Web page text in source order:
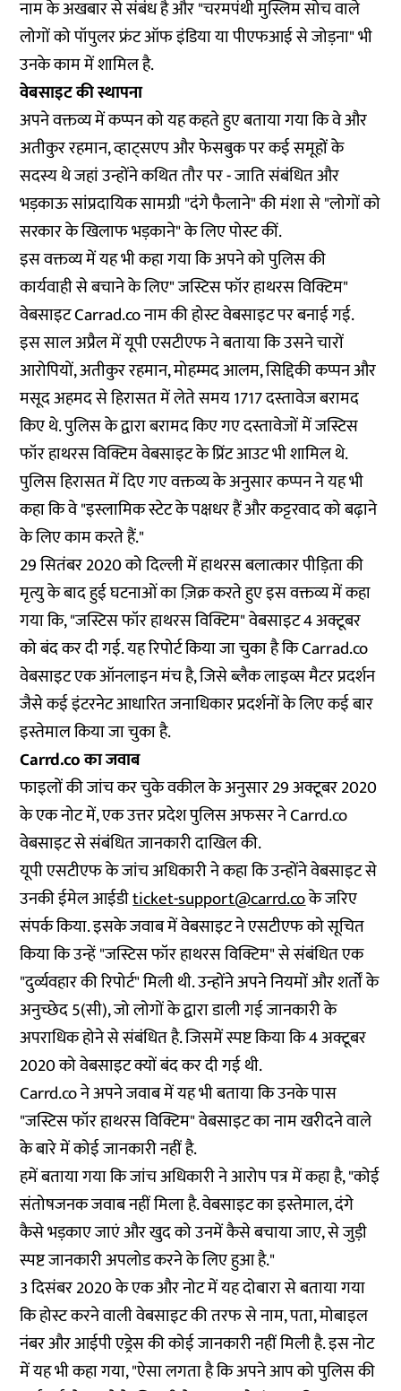
नाम के अखबार से संबंध है और "चरमपंथी मुस्लिम सोच वाले
लोगों को पॉपुलर फ्रंट ऑफ इंडिया या पीएफआई से जोड़ना" भी
उनके काम में शामिल है.
वेबसाइट की स्थापना
अपने वक्तव्य में कप्पन को यह कहते हुए बताया गया कि वे और
अतीकुर रहमान, व्हाट्सएप और फेसबुक पर कई समूहों के
सदस्य थे जहां उन्होंने कथित तौर पर - जाति संबंधित और
भड़काऊ सांप्रदायिक सामग्री "दंगे फैलाने" की मंशा से "लोगों को
सरकार के खिलाफ भड़काने" के लिए पोस्ट कीं.
इस वक्तव्य में यह भी कहा गया कि अपने को पुलिस की
कार्यवाही से बचाने के लिए" जस्टिस फॉर हाथरस विक्टिम"
वेबसाइट Carrad.co नाम की होस्ट वेबसाइट पर बनाई गई.
इस साल अप्रैल में यूपी एसटीएफ ने बताया कि उसने चारों
आरोपियों, अतीकुर रहमान, मोहम्मद आलम, सिद्दिकी कप्पन और
मसूद अहमद से हिरासत में लेते समय 1717 दस्तावेज बरामद
किए थे. पुलिस के द्वारा बरामद किए गए दस्तावेजों में जस्टिस
फॉर हाथरस विक्टिम वेबसाइट के प्रिंट आउट भी शामिल थे.
पुलिस हिरासत में दिए गए वक्तव्य के अनुसार कप्पन ने यह भी
कहा कि वे "इस्लामिक स्टेट के पक्षधर हैं और कट्टरवाद को बढ़ाने
के लिए काम करते हैं."
29 सितंबर 2020 को दिल्ली में हाथरस बलात्कार पीड़िता की
मृत्यु के बाद हुई घटनाओं का ज़िक्र करते हुए इस वक्तव्य में कहा
गया कि, "जस्टिस फॉर हाथरस विक्टिम" वेबसाइट 4 अक्टूबर
को बंद कर दी गई. यह रिपोर्ट किया जा चुका है कि Carrad.co
वेबसाइट एक ऑनलाइन मंच है, जिसे ब्लैक लाइव्स मैटर प्रदर्शन
जैसे कई इंटरनेट आधारित जनाधिकार प्रदर्शनों के लिए कई बार
इस्तेमाल किया जा चुका है.
Carrd.co का जवाब
फाइलों की जांच कर चुके वकील के अनुसार 29 अक्टूबर 2020
के एक नोट में, एक उत्तर प्रदेश पुलिस अफसर ने Carrd.co
वेबसाइट से संबंधित जानकारी दाखिल की.
यूपी एसटीएफ के जांच अधिकारी ने कहा कि उन्होंने वेबसाइट से
उनकी ईमेल आईडीticket-support@carrd.coके जरिए
संपर्क किया. इसके जवाब में वेबसाइट ने एसटीएफ को सूचित
किया कि उन्हें "जस्टिस फॉर हाथरस विक्टिम" से संबंधित एक
"दुर्व्यवहार की रिपोर्ट" मिली थी. उन्होंने अपने नियमों और शर्तों के
अनुच्छेद 5(सी), जो लोगों के द्वारा डाली गई जानकारी के
अपराधिक होने से संबंधित है. जिसमें स्पष्ट किया कि 4 अक्टूबर
2020 को वेबसाइट क्यों बंद कर दी गई थी.
Carrd.co ने अपने जवाब में यह भी बताया कि उनके पास
"जस्टिस फॉर हाथरस विक्टिम" वेबसाइट का नाम खरीदने वाले
के बारे में कोई जानकारी नहीं है.
हमें बताया गया कि जांच अधिकारी ने आरोप पत्र में कहा है, "कोई
संतोषजनक जवाब नहीं मिला है. वेबसाइट का इस्तेमाल, दंगे
कैसे भड़काए जाएं और खुद को उनमें कैसे बचाया जाए, से जुड़ी
स्पष्ट जानकारी अपलोड करने के लिए हुआ है."
3 दिसंबर 2020 के एक और नोट में यह दोबारा से बताया गया
कि होस्ट करने वाली वेबसाइट की तरफ से नाम, पता, मोबाइल
नंबर और आईपी एड्रेस की कोई जानकारी नहीं मिली है. इस नोट
में यह भी कहा गया, "ऐसा लगता है कि अपने आप को पुलिस की